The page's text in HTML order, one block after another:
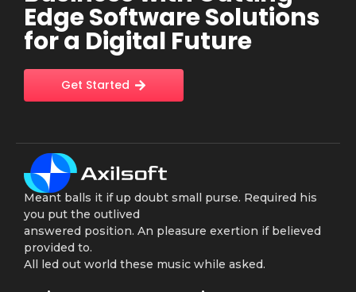
Edge Software Solutions
for a Digital Future
Get Started
Meant balls it if up doubt small purse. Required his
you put the outlived
answered position. An pleasure exertion if believed
provided to.
All led out world these music while asked.